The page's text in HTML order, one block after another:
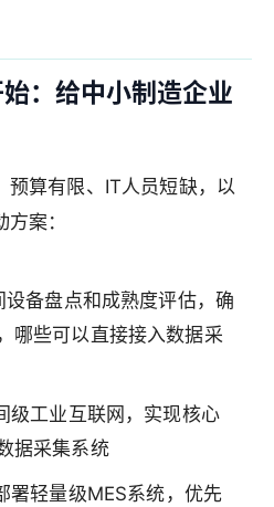
：给中小制造企业
预算有限、IT人员短缺，以
案：
设备盘点和成熟度评估，确
哪些可以直接接入数据采
级工业互联网，实现核心
据采集系统
署轻量级MES系统，优先